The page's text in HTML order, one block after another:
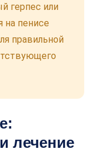
герпес или
на пенисе
правильной
лечение